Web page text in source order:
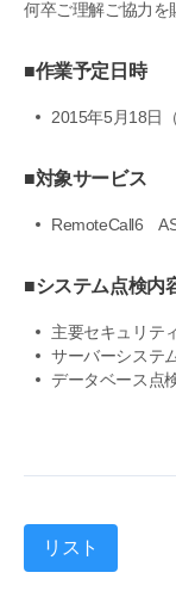
何卒ご理解ご協力を
■作業予定日時
2015年5月18日
■対象サービス
RemoteCall6
■システム点検内
主要セキュリテ
サーバーシステ
データベース点
リスト